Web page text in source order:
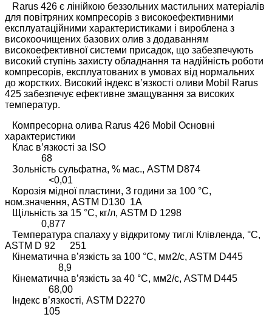
Rarus 426 є лінійкою беззольних мастильних матеріалів
для повітряних компресорів з високоефективними
експлуатаційними характеристиками і вироблена з
високоочищених базових олив з додаванням
високоефективної системи присадок, що забезпечують
високий ступінь захисту обладнання та надійність роботи
компресорів, експлуатованих в умовах від нормальних
до жорстких. Високий індекс в’язкості оливи Mobil Rarus
425 забезпечує ефективне змащування за високих
температур.
Компресорна олива Rarus 426 Mobil Основні
характеристики
Клас в’язкості за ISO
68
Зольність сульфатна, % мас., ASTM D874
<0,01
Корозія мідної пластини, 3 години за 100 °C,
ном.значення, ASTM D130 1А
Щільність за 15 °C, кг/л, ASTM D 1298
0,877
Температура спалаху у відкритому тиглі Клівленда, °C,
ASTM D 92 251
Кінематична в’язкість за 100 °C, мм2/с, ASTM D445
8,9
Кінематична в’язкість за 40 °C, мм2/с, ASTM D445
68,00
Індекс в’язкості, ASTM D2270
105